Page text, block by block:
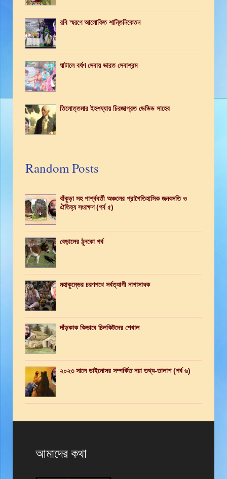
রবি স্মরণে আলোকিত শান্তিনিকেতন
ঘাটালে বর্ষণ সেবায় ভারত সেবাশ্রম
তিলোত্তমার ইহশয্যায় চিরজাগ্রত ডেভিড সাহেব
Random Posts
বাঁকুড়া সহ পার্শ্ববর্তী অঞ্চলের প্রাগৈতিহাসিক জনবসতি ও
ঐতিহ্য সংরক্ষণ (পর্ব ৫)
বেড়ালের ঠুনকো গর্ব
মহাকুম্ভের চরণপথে সর্বত্যাগী নাগাসাধক
দাঁড়কাক কিভাবে চিলকিটদের শেখাল
২০২৩ সালে ডাইনোসর সম্পর্কিত নয়া তথ্য-তালাশ (পর্ব ৬)
আমাদের কথা